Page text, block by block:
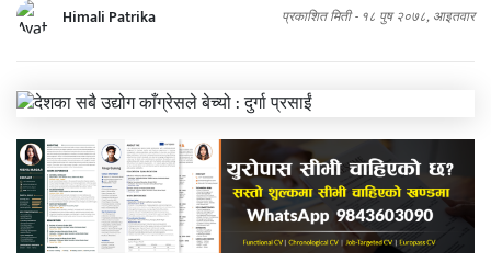
Himali Patrika प्रकाशित मिती - १८ पुष २०७८, आइतवार